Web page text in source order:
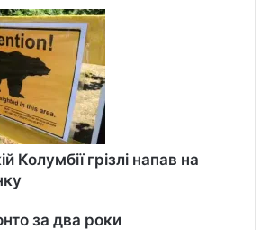
Колумбії грізлі напав на
за два роки